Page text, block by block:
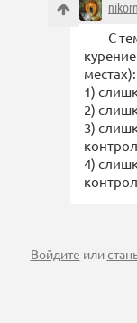
nikorn
C
местах):
1)
2)
3)
4)
Войдите или